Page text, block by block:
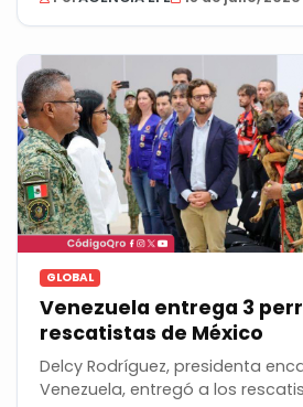
GLOBAL
Venezuela entrega 3
rescatistas de México
Delcy Rodríguez, presidenta
Venezuela, entregó a los